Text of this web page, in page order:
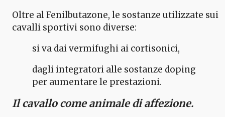
Oltre al Fenilbutazone, le sostanze utilizzate sui
cavalli sportivi sono diverse:
si va dai vermifughi ai cortisonici,
dagli integratori alle sostanze doping
per aumentare le prestazioni.
Il cavallo come animale di affezione.